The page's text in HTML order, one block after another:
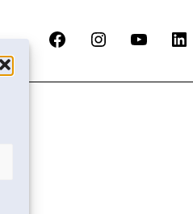
FacebookInstagramYouTube